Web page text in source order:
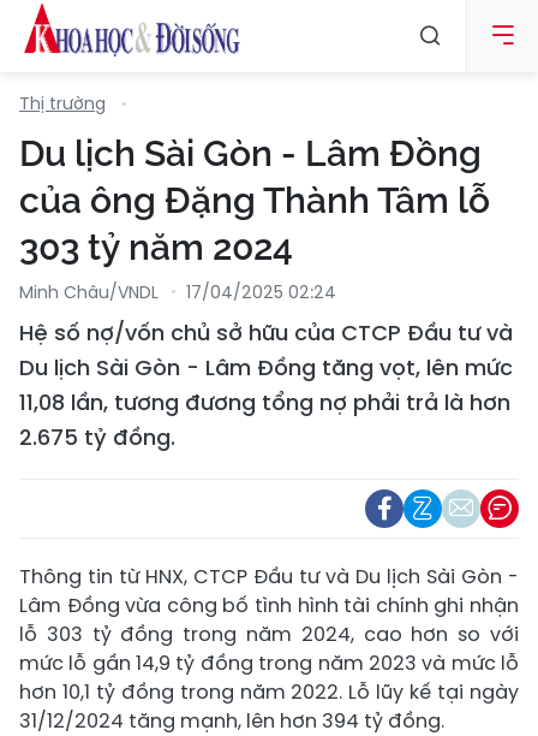
Thị trường
Du lịch Sài Gòn - Lâm Đồng
của ông Đặng Thành Tâm lỗ
303 tỷ năm 2024
Minh Châu/VNDL 17/04/2025 02:24
Hệ số nợ/vốn chủ sở hữu của CTCP Đầu tư và
Du lịch Sài Gòn - Lâm Đồng tăng vọt, lên mức
11,08 lần, tương đương tổng nợ phải trả là hơn
2.675 tỷ đồng.
Thông tin từ HNX, CTCP Đầu tư và Du lịch Sài Gòn -
Lâm Đồng vừa công bố tình hình tài chính ghi nhận
lỗ 303 tỷ đồng trong năm 2024, cao hơn so với
mức lỗ gần 14,9 tỷ đồng trong năm 2023 và mức lỗ
hơn 10,1 tỷ đồng trong năm 2022. Lỗ lũy kế tại ngày
31/12/2024 tăng mạnh, lên hơn 394 tỷ đồng.